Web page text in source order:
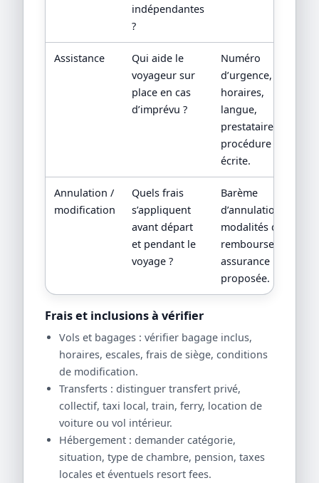
indépendantes
?
Assistance
Qui aide le
voyageur sur
place en cas
d’imprévu ?
Numéro
d’urgence,
horaires,
langue,
prestataire local,
procédure
écrite.
Annulation /
modification
Quels frais
s’appliquent
avant départ
et pendant le
voyage ?
Barème
d’annulation,
modalités de
remboursement,
assurance
proposée.
Frais et inclusions à vérifier
Vols et bagages : vérifier bagage inclus,
horaires, escales, frais de siège, conditions
de modification.
Transferts : distinguer transfert privé,
collectif, taxi local, train, ferry, location de
voiture ou vol intérieur.
Hébergement : demander catégorie,
situation, type de chambre, pension, taxes
locales et éventuels resort fees.